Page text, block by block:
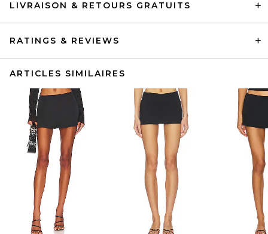
LIVRAISON & RETOURS GRATUITS
RATINGS & REVIEWS
ARTICLES SIMILAIRES